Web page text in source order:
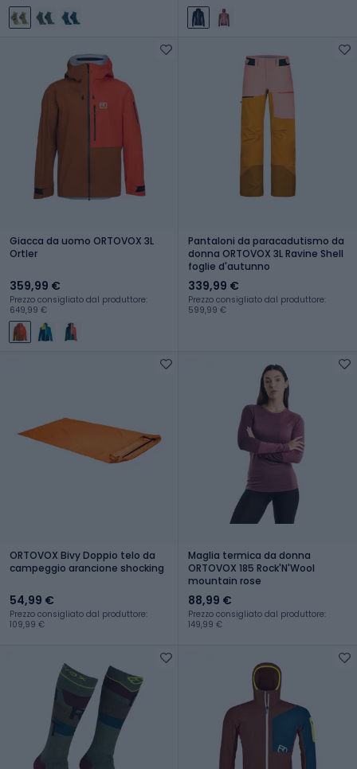
Giacca da uomo ORTOVOX 3L
Ortler
359,99 €
Prezzo consigliato dal produttore:
649,99 €
Pantaloni da paracadutismo da
donna ORTOVOX 3L Ravine Shell
foglie d'autunno
339,99 €
Prezzo consigliato dal produttore:
599,99 €
ORTOVOX Bivy Doppio telo da
campeggio arancione shocking
54,99 €
Prezzo consigliato dal produttore:
109,99 €
Maglia termica da donna
ORTOVOX 185 Rock'N'Wool
mountain rose
88,99 €
Prezzo consigliato dal produttore:
149,99 €